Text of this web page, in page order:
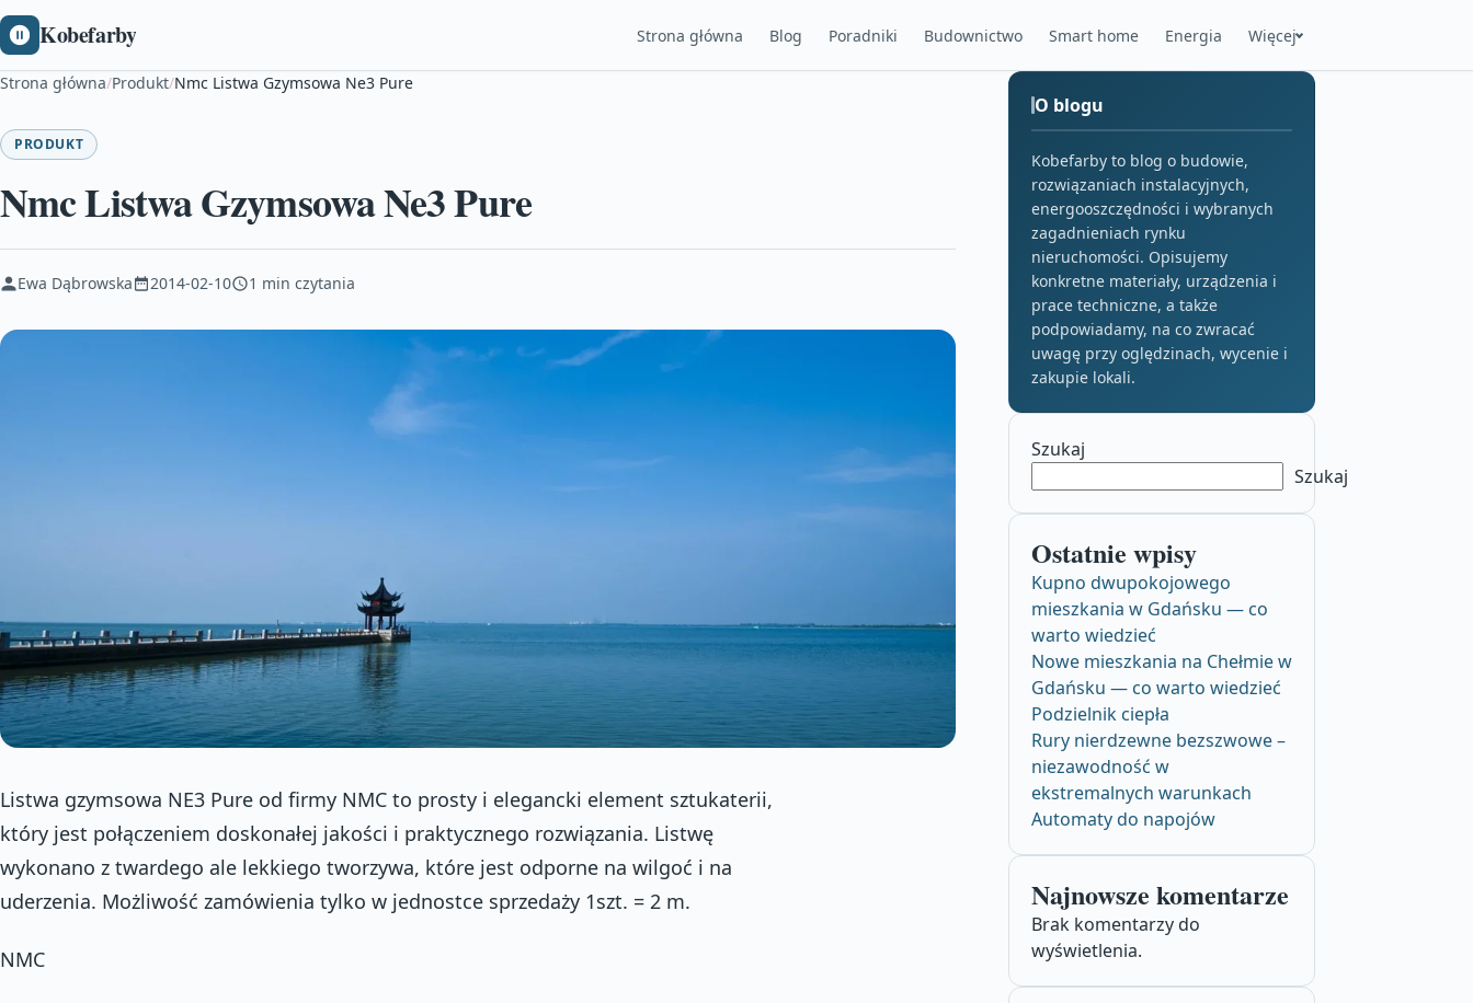
Kobefarby Strona główna Blog Poradniki Budownictwo Smart home Energia Więcej
Strona główna/Produkt/Nmc Listwa Gzymsowa Ne3 Pure
PRODUKT
Nmc Listwa Gzymsowa Ne3 Pure
Ewa Dąbrowska 2014-02-10 1 min czytania
Listwa gzymsowa NE3 Pure od firmy NMC to prosty i elegancki element sztukaterii,
który jest połączeniem doskonałej jakości i praktycznego rozwiązania. Listwę
wykonano z twardego ale lekkiego tworzywa, które jest odporne na wilgoć i na
uderzenia. Możliwość zamówienia tylko w jednostce sprzedaży 1szt. = 2 m.
NMC
O blogu
Kobefarby to blog o budowie,
rozwiązaniach instalacyjnych,
energooszczędności i wybranych
zagadnieniach rynku
nieruchomości. Opisujemy
konkretne materiały, urządzenia i
prace techniczne, a także
podpowiadamy, na co zwracać
uwagę przy oględzinach, wycenie i
zakupie lokali.
Szukaj
Szukaj
Ostatnie wpisy
Kupno dwupokojowego
mieszkania w Gdańsku — co
warto wiedzieć
Nowe mieszkania na Chełmie w
Gdańsku — co warto wiedzieć
Podzielnik ciepła
Rury nierdzewne bezszwowe –
niezawodność w
ekstremalnych warunkach
Automaty do napojów
Najnowsze komentarze
Brak komentarzy do
wyświetlenia.